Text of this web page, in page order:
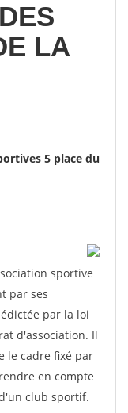
LA
5 place du
sportive
par ses
par la loi
d'association. Il
le cadre fixé par
en compte
club sportif.